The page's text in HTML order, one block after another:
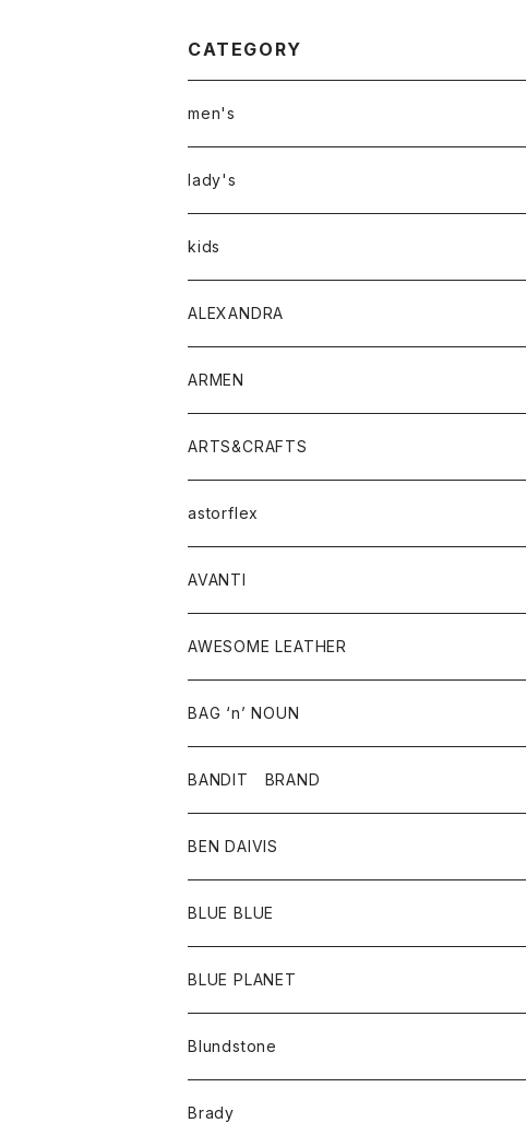
CATEGORY
men's
アウター
トップス
Tシャツ
シャツ
ボトムス
lady's
アウター
トップス
Tシャツ・カットソー
シャツ・ブラウス
ボトムス
パンツ
スカート
ワンピース・オールインワン
バッグ
シューズ
アクセサリー
その他雑貨
kids
ALEXANDRA
ARMEN
アウター
コート
ジャケット
トップス
ベスト
シャツ
ワンピース
ボトム
スカート
パンツ
グッズ
靴
ARTS&CRAFTS
アクセサリー
ウォレット
バッグ
astorflex
グッズ
靴
AVANTI
シャツ
AWESOME LEATHER
アウター
革ジャケット
BAG ‘n’ NOUN
アクセサリー
バッグ
ポーチ
BANDIT BRAND
トップス
Ｔシャツ
BEN DAIVIS
ポトム
パンツ
BLUE BLUE
アウター
カーディガン
コート
アクセサリー
バッグ
キッズ
BLUE PLANET
サングラス
Blundstone
Brady